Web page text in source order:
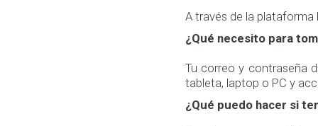
A través de la
¿Qué necesito para
Tu correo y contraseña
tableta, laptop o PC y
¿Qué puedo hacer si